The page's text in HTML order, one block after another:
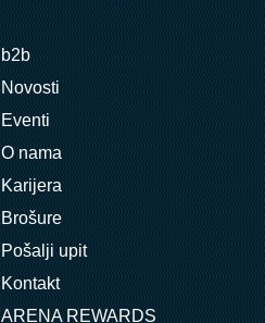
b2b
Novosti
Eventi
O nama
Karijera
Brošure
Pošalji upit
Kontakt
ARENA REWARDS